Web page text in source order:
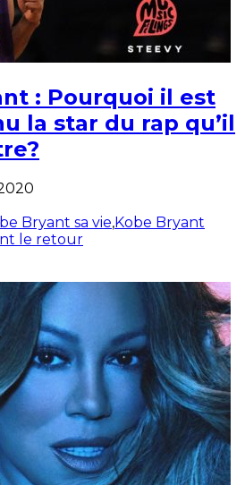
: Pourquoi il est
la star du rap qu’il
Bryant sa vie,Kobe Bryant
le retour